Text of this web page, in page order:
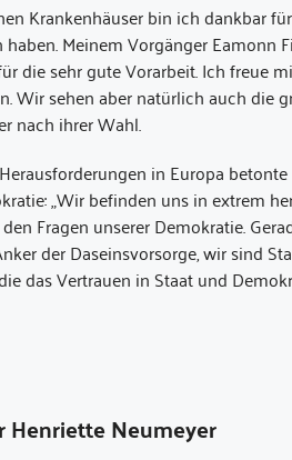
Krankenhäuser bin ich dankbar
Meinem Vorgänger Eamonn
die sehr gute Vorarbeit. Ich freue
Wir sehen aber natürlich auch die
nach ihrer Wahl.
in Europa
„Wir befinden uns in extrem
Fragen unserer Demokratie.
der Daseinsvorsorge, wir sind
das Vertrauen in Staat und
Neumeyer